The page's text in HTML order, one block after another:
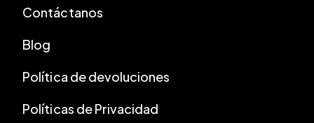
Contáctanos
Blog
Política de devoluciones
Políticas de Privacidad